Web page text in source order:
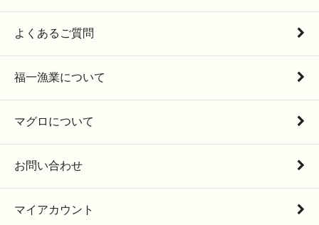
よくあるご質問
福一漁業について
マグロについて
お問い合わせ
マイアカウント